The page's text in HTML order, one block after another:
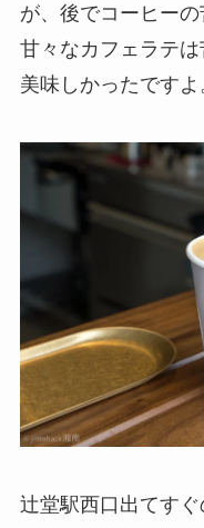
が、後でコーヒー
甘々なカフェラテ
美味しかったですよ
辻堂駅西口出てす